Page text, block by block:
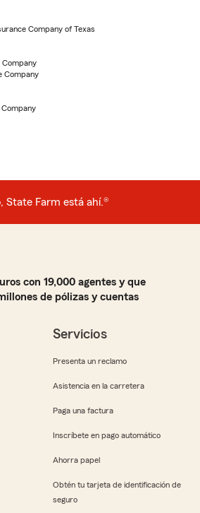
Company of Texas
Company
Company
State Farm está ahí.®
con 19,000 agentes y que
de pólizas y cuentas
Servicios
Presenta un reclamo
Asistencia en la carretera
Paga una factura
Inscríbete en pago automático
Ahorra papel
Obtén tu tarjeta de identificación de
seguro